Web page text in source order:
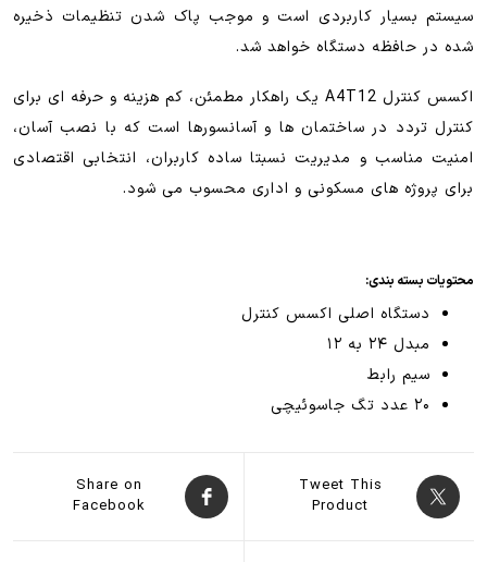
سیستم بسیار کاربردی است و موجب پاک شدن تنظیمات ذخیره
شده در حافظه دستگاه خواهد شد.
اکسس کنترل A4T12 یک راهکار مطمئن، کم هزینه و حرفه ای برای
کنترل تردد در ساختمان ها و آسانسورها است که با نصب آسان،
امنیت مناسب و مدیریت نسبتا ساده کاربران، انتخابی اقتصادی
برای پروژه های مسکونی و اداری محسوب می شود.
محتویات بسته بندی:
دستگاه اصلی اکسس کنترل
مبدل ۲۴ به ۱۲
سیم رابط
۲۰ عدد تگ جاسوئیچی
Tweet This
Product
Share on
Facebook